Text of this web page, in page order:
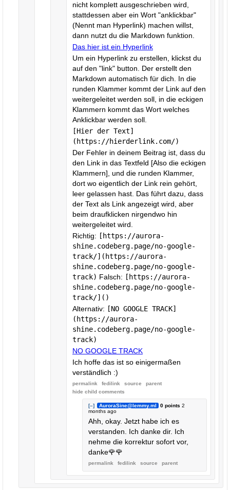
nicht komplett ausgeschrieben wird,
stattdessen aber ein Wort "anklickbar"
(Nennt man Hyperlink) machen willst,
dann nutzt du die Markdown funktion.
Das hier ist ein Hyperlink
Um ein Hyperlink zu erstellen, klickst du
auf den "link" button. Der erstellt den
Markdown automatisch für dich. In die
runden Klammer kommt der Link auf den
weitergeleitet werden soll, in die eckigen
Klammern kommt das Wort welches
Anklickbar werden soll.
[Hier der Text]
(https://hierderlink.com/)
Der Fehler in deinem Beitrag ist, dass du
den Link in das Textfeld [Also die eckigen
Klammern], und die runden Klammer,
dort wo eigentlich der Link rein gehört,
leer gelassen hast. Das führt dazu, dass
der Text als Link angezeigt wird, aber
beim draufklicken nirgendwo hin
weitergeleitet wird.
Richtig: [https://aurora-
shine.codeberg.page/no-google-
track/](https://aurora-
shine.codeberg.page/no-google-
track) Falsch: [https://aurora-
shine.codeberg.page/no-google-
track/]()
Alternativ: [NO GOOGLE TRACK]
(https://aurora-
shine.codeberg.page/no-google-
track)
NO GOOGLE TRACK
Ich hoffe das ist so einigermaßen
verständlich :)
permalink fedilink source
parent
hide child comments
[–] AuroraSine@lemmy.ml 0 points 2
months ago
Ahh, okay. Jetzt habe ich es
verstanden. Ich danke dir. Ich
nehme die korrektur sofort vor,
danke🌹🌹
permalink fedilink source parent